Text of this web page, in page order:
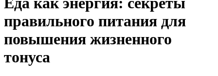
правильного питания для
повышения жизненного
тонуса